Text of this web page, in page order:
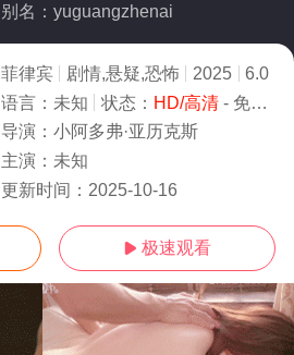
别名：yuguangzhenai
菲律宾 剧情,悬疑,恐怖 2025
6.0
语言： 未知 状态： HD/高清- 免费在线观看
导演： 小阿多弗·亚历克斯
主演： 未知
更新时间： 2025-10-16
 极速观看